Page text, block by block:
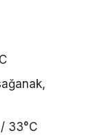
33°C